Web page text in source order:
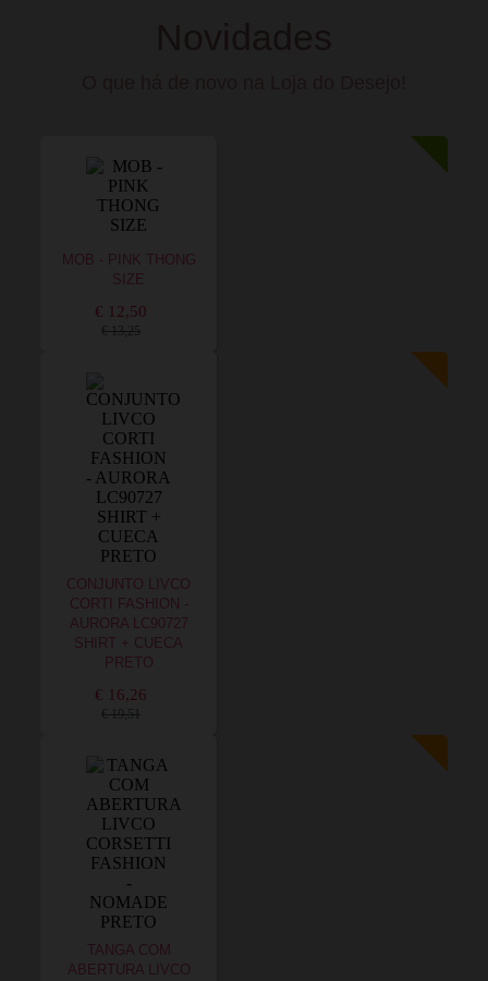
MOB - PINK THONG
SIZE
€ 12,50
€ 13,25
CONJUNTO LIVCO
CORTI FASHION -
AURORA LC90727
SHIRT + CUECA
PRETO
€ 16,26
€ 19,51
TANGA COM
ABERTURA LIVCO